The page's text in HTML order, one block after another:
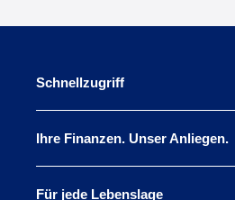
Schnellzugriff
Ihre Finanzen. Unser Anliegen.
Für jede Lebenslage